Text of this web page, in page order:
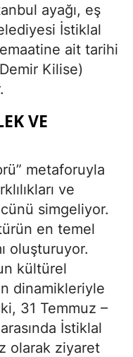
ayağı, eş
İstiklal
ait tarihi
Kilise)
VE
metaforuyla
ve
simgeliyor.
en temel
oluşturuyor.
kültürel
dinamikleriyle
31 Temmuz –
İstiklal
olarak ziyaret